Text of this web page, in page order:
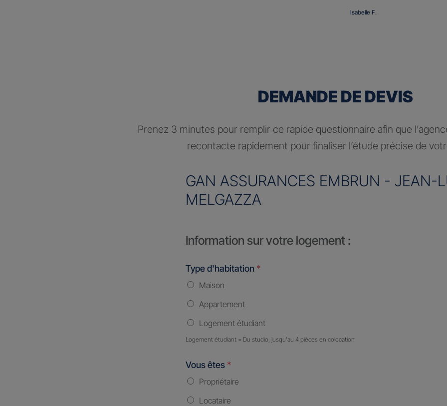
Isabelle F.
DEMANDE DE DEVIS
Prenez 3 minutes pour remplir ce rapide questionnaire afin que
recontacte rapidement pour finaliser l’étude précise de
GAN ASSURANCES EMBRUN - JEAN-
MELGAZZA
Information sur votre logement :
Type d'habitation *
Maison
Appartement
Logement étudiant
Logement étudiant = Du studio, jusqu'au 4 pièces en colocation
Vous êtes *
Propriétaire
Locataire